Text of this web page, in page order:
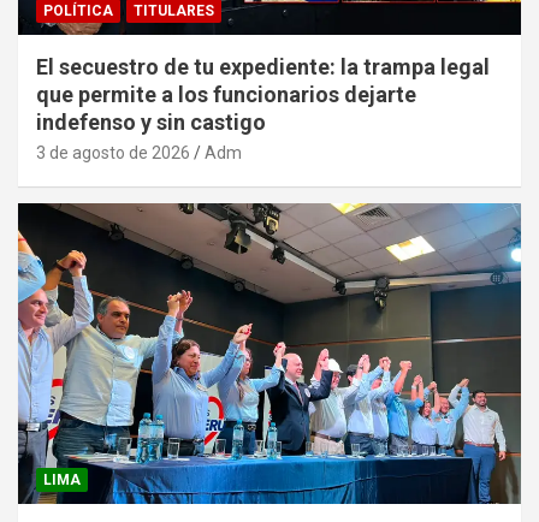
POLÍTICA TITULARES
El secuestro de tu expediente: la trampa legal
que permite a los funcionarios dejarte
indefenso y sin castigo
3 de agosto de 2026 Adm
LIMA